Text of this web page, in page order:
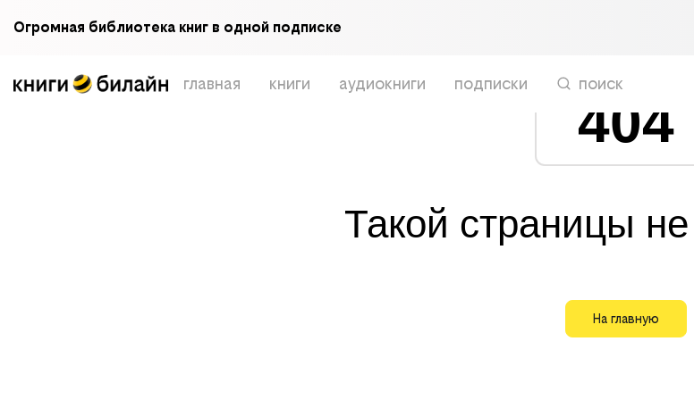
Огромная библиотека книг в одной подписке
главная книги аудиокниги подписки поиск
404
Такой страницы
На главную